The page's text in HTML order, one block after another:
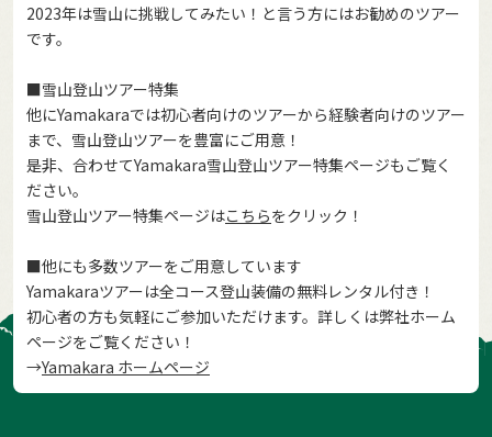
2023年は雪山に挑戦してみたい！と言う方にはお勧めのツアー
です。
■雪山登山ツアー特集
他にYamakaraでは初心者向けのツアーから経験者向けのツアー
まで、雪山登山ツアーを豊富にご用意！
是非、合わせてYamakara雪山登山ツアー特集ページもご覧く
ださい。
雪山登山ツアー特集ページはこちらをクリック！
■他にも多数ツアーをご用意しています
Yamakaraツアーは全コース登山装備の無料レンタル付き！
初心者の方も気軽にご参加いただけます。詳しくは弊社ホーム
ページをご覧ください！
→Yamakara ホームページ